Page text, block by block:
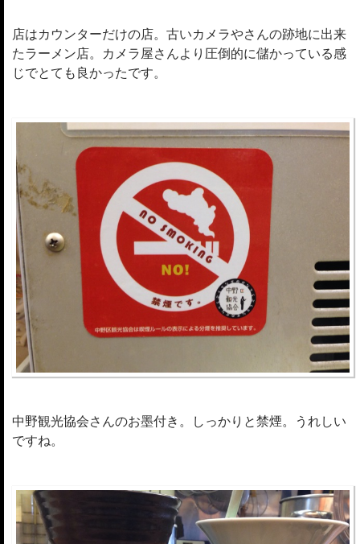
店はカウンターだけの店。古いカメラやさんの跡地に出来
たラーメン店。カメラ屋さんより圧倒的に儲かっている感
じでとても良かったです。
中野観光協会さんのお墨付き。しっかりと禁煙。うれしい
ですね。